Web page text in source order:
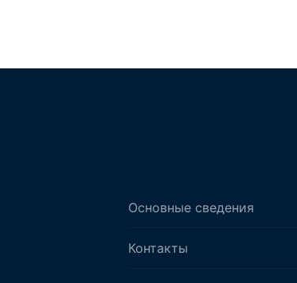
Основные сведения
Контакты